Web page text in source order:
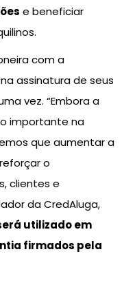
e beneficiar
com a
assinatura de seus
vez. “Embora a
importante na
que aumentar a
o
clientes e
da CredAluga,
utilizado em
firmados pela